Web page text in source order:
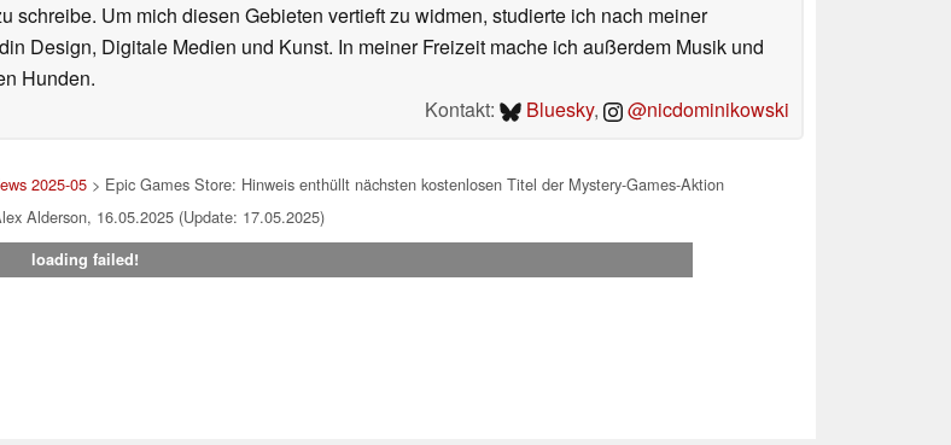
schreibe. Um mich diesen Gebieten vertieft zu widmen, studierte ich nach meiner
Design, Digitale Medien und Kunst. In meiner Freizeit mache ich außerdem Musik und
Hunden.
Kontakt:
Bluesky, @nicdominikowski
2025-05> Epic Games Store: Hinweis enthüllt nächsten kostenlosen Titel der Mystery-Games-Aktion
Alderson, 16.05.2025 (Update: 17.05.2025)
loading failed!